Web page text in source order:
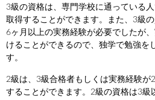
3級の資格は、専門学校に通っている
取得することができます。また、3級
6ヶ月以上の実務経験が必要でしたが
けることができるので、独学で勉強を
す。
2級は、3級合格者もしくは実務経験が
することができます。2級の資格は3級